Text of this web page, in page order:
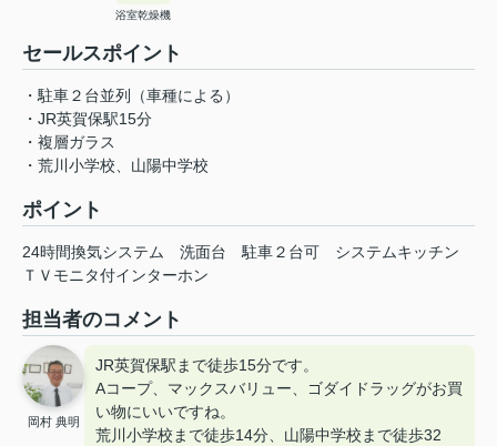
浴室乾燥機
セールスポイント
・駐車２台並列（車種による）
・JR英賀保駅15分
・複層ガラス
・荒川小学校、山陽中学校
ポイント
24時間換気システム 洗面台 駐車２台可
システムキッチン
ＴＶモニタ付インターホン
担当者のコメント
岡村 典明
JR英賀保駅まで徒歩15分です。
Aコープ、マックスバリュー、ゴダイドラッグがお買
い物にいいですね。
荒川小学校まで徒歩14分、山陽中学校まで徒歩32